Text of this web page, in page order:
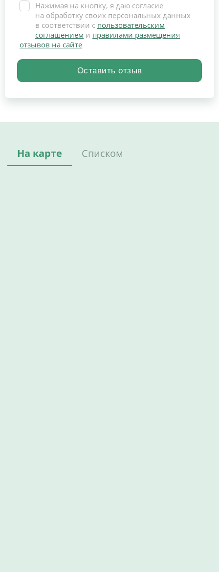
Нажимая на кнопку, я даю согласие
на обработку своих персональных данных
в соответствии с пользовательским
соглашением и правилами размещения
отзывов на сайте
На карте Списком